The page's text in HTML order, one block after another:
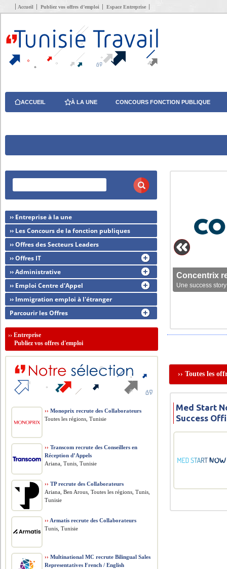
Accueil Publiez vos offres d’emploi Espace Entreprise
ACCUEIL À LA UNE CONCOURS FONCTION PUBLIQUE
Concentrix
Une success
›› Toutes les
Med Start
Success
›› Entreprise à la une
›› Les Concours de la fonction publiques
›› Offres des Secteurs Leaders
›› Offres IT
›› Administrative
›› Emploi Centre d'Appel
›› Immigration emploi à l'étranger
Parcourir les Offres
››Entreprise
Publiez vos offres d'emploi
›› Monoprix recrute des Collaborateurs
Toutes les régions, Tunisie
›› Transcom recrute des Conseillers en
Réception d’Appels
Ariana, Tunis, Tunisie
›› TP recrute des Collaborateurs
Ariana, Ben Arous, Toutes les régions, Tunis,
Tunisie
›› Armatis recrute des Collaborateurs
Tunis, Tunisie
›› Multinational MC recrute Bilingual Sales
Representatives French / English